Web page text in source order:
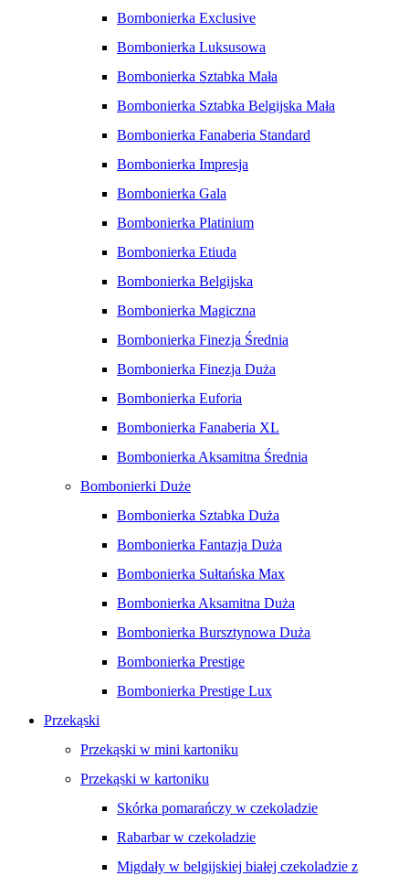
Bombonierka Exclusive
Bombonierka Luksusowa
Bombonierka Sztabka Mała
Bombonierka Sztabka Belgijska Mała
Bombonierka Fanaberia Standard
Bombonierka Impresja
Bombonierka Gala
Bombonierka Platinium
Bombonierka Etiuda
Bombonierka Belgijska
Bombonierka Magiczna
Bombonierka Finezja Średnia
Bombonierka Finezja Duża
Bombonierka Euforia
Bombonierka Fanaberia XL
Bombonierka Aksamitna Średnia
Bombonierki Duże
Bombonierka Sztabka Duża
Bombonierka Fantazja Duża
Bombonierka Sułtańska Max
Bombonierka Aksamitna Duża
Bombonierka Bursztynowa Duża
Bombonierka Prestige
Bombonierka Prestige Lux
Przekąski
Przekąski w mini kartoniku
Przekąski w kartoniku
Skórka pomarańczy w czekoladzie
Rabarbar w czekoladzie
Migdały w belgijskiej białej czekoladzie z